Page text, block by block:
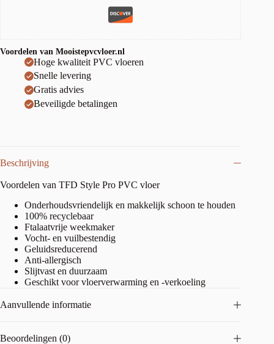
Voordelen van Mooistepvcvloer.nl
Hoge kwaliteit PVC vloeren
Snelle levering
Gratis advies
Beveiligde betalingen
Beschrijving
Voordelen van TFD Style Pro PVC vloer
Onderhoudsvriendelijk en makkelijk schoon te houden
100% recyclebaar
Ftalaatvrije weekmaker
Vocht- en vuilbestendig
Geluidsreducerend
Anti-allergisch
Slijtvast en duurzaam
Geschikt voor vloerverwarming en -verkoeling
Aanvullende informatie
Beoordelingen (0)